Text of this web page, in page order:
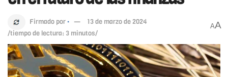
Firmado por ·
13 de marzo de 2024
/tiempo de lectura: 3 minutos/
AA